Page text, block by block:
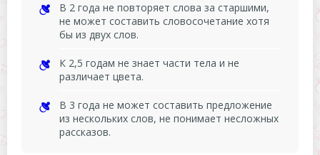
В 2 года не повторяет слова за старшими,
не может составить словосочетание хотя
бы из двух слов.
К 2,5 годам не знает части тела и не
различает цвета.
В 3 года не может составить предложение
из нескольких слов, не понимает несложных
рассказов.